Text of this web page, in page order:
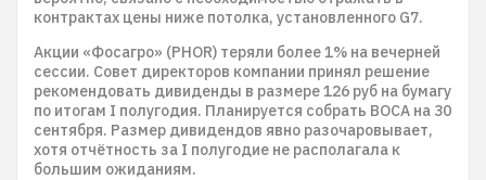
контрактах цены ниже потолка, установленного G7.
Акции «Фосагро» (PHOR) теряли более 1% на вечерней
сессии. Совет директоров компании принял решение
рекомендовать дивиденды в размере 126 руб на бумагу
по итогам I полугодия. Планируется собрать ВОСА на 30
сентября. Размер дивидендов явно разочаровывает,
хотя отчётность за I полугодие не располагала к
большим ожиданиям.